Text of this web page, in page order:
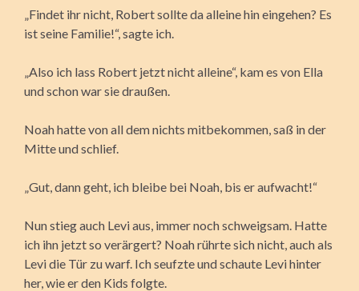
„Findet ihr nicht, Robert sollte da alleine hin eingehen? Es
ist seine Familie!“, sagte ich.
„Also ich lass Robert jetzt nicht alleine“, kam es von Ella
und schon war sie draußen.
Noah hatte von all dem nichts mitbekommen, saß in der
Mitte und schlief.
„Gut, dann geht, ich bleibe bei Noah, bis er aufwacht!“
Nun stieg auch Levi aus, immer noch schweigsam. Hatte
ich ihn jetzt so verärgert? Noah rührte sich nicht, auch als
Levi die Tür zu warf. Ich seufzte und schaute Levi hinter
her, wie er den Kids folgte.